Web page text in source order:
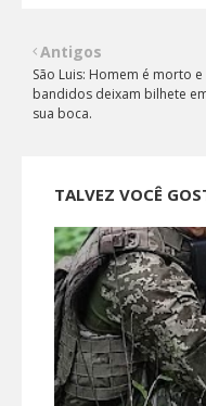
Antigos
São Luis: Homem é morto e
bandidos deixam bilhete
sua boca.
TALVEZ VOCÊ